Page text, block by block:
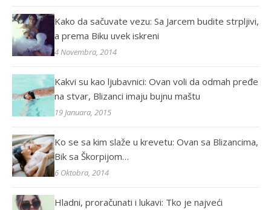
Kako da sačuvate vezu: Sa Jarcem budite strpljivi,
a prema Biku uvek iskreni
4 Novembra, 2014
Kakvi su kao ljubavnici: Ovan voli da odmah pređe
na stvar, Blizanci imaju bujnu maštu
19 Januara, 2015
Ko se sa kim slaže u krevetu: Ovan sa Blizancima,
Bik sa Škorpijom…
6 Oktobra, 2014
Hladni, proračunati i lukavi: Tko je najveći